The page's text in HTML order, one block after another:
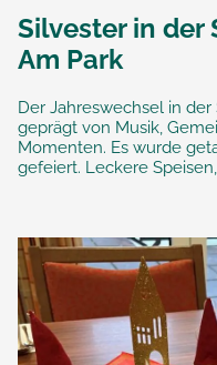
Silvester in der
Am Park
Der Jahreswechsel in
geprägt von Musik,
Momenten. Es wurde
gefeiert. Leckere